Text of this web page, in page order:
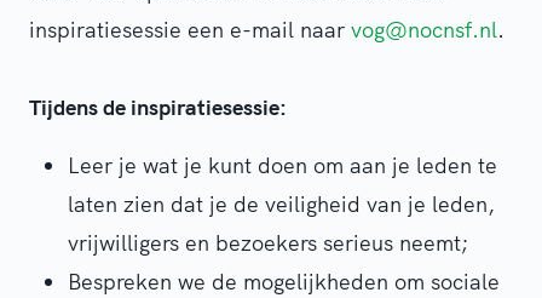
inspiratiesessie een e-mail naar vog@nocnsf.nl.
Tijdens de inspiratiesessie:
Leer je wat je kunt doen om aan je leden te
laten zien dat je de veiligheid van je leden,
vrijwilligers en bezoekers serieus neemt;
Bespreken we de mogelijkheden om sociale